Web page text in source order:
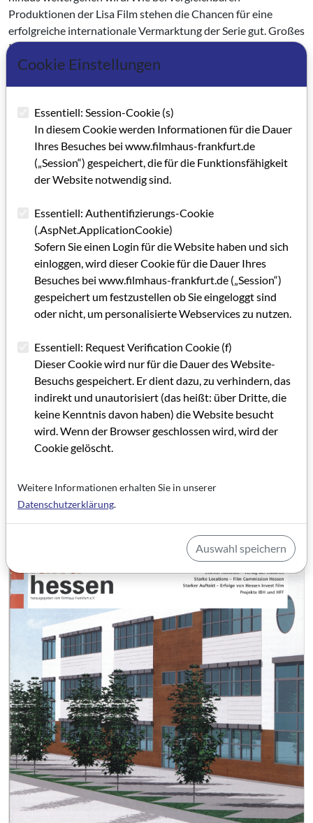
Produktionen der Lisa Film stehen die Chancen für eine
erfolgreiche internationale Vermarktung der Serie gut. Großes
Interesse seitens Fernsehanstalten in Spanien, Italien und
Frankreich untermauern ihr hohes wirtschaftliches Potential.
Es gibt viel zu tun im Filmland Hessen und für seine
wirtschaftliche Filmförderung. Die Projekteinreichungen für
die Sitzung der Entscheidungskommission am 29. Mai sind
vielversprechend, das Interesse an einer Förderung durch
HessenlnvestFilm ist groß. Aus diesem Grunde wurde das
Team der IBH mit Ursula Vossen verstärkt, die künftig
Förderprogramm HessenlnvestFilm ist.
*Polia Bauer ist zuständige Mitarbeiterin für
HessenlnvestFilm bei der IBH.
Kategorie: Gastbeitrag (ehemals Selbstdarstellungen von
institutioneneigenen Mitarbeitern / ab GRIP 63)
Filmwirtschaft, Auszeichnung, Dreharbeiten, Filmproduktion,
TV/Rundfunk
Artikel im PDF aufrufen
Cookie Einstellungen
Essentiell: Session-Cookie (s)
In diesem Cookie werden Informationen für die Dauer
Ihres Besuches bei www.filmhaus-frankfurt.de
(„Session“) gespeichert, die für die Funktionsfähigkeit
der Website notwendig sind.
Essentiell: Authentifizierungs-Cookie
(.AspNet.ApplicationCookie)
Sofern Sie einen Login für die Website haben und sich
einloggen, wird dieser Cookie für die Dauer Ihres
Besuches bei www.filmhaus-frankfurt.de („Session“)
gespeichert um festzustellen ob Sie eingeloggt sind
oder nicht, um personalisierte Webservices zu nutzen.
Essentiell: Request Verification Cookie (f)
Dieser Cookie wird nur für die Dauer des Website-
Besuchs gespeichert. Er dient dazu, zu verhindern, das
indirekt und unautorisiert (das heißt: über Dritte, die
keine Kenntnis davon haben) die Website besucht
wird. Wenn der Browser geschlossen wird, wird der
Cookie gelöscht.
Weitere Informationen erhalten Sie in unserer
Datenschutzerklärung.
Auswahl speichern